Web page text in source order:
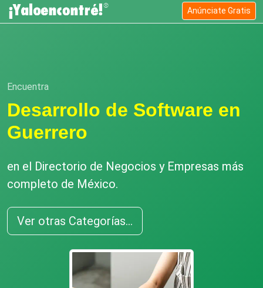
Anúnciate Gratis
Encuentra
Desarrollo de Software en
Guerrero
en el Directorio de Negocios y Empresas más
completo de México.
Ver otras Categorías...